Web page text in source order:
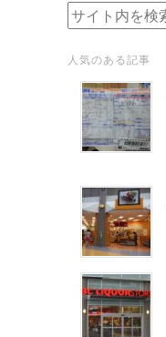
検索
人気のある記事